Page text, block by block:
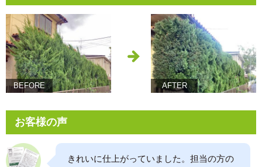
BEFORE AFTER
お客様の声
きれいに仕上がっていました。担当の方の